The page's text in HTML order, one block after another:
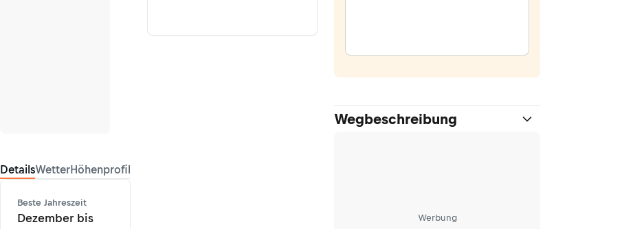
DetailsWetterHöhenprofil
Beste Jahreszeit
Dezember bis
Wegbeschreibung
Werbung